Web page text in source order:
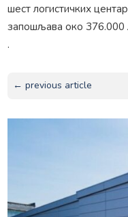
шест логистичких
запошљава око
.
← previous article